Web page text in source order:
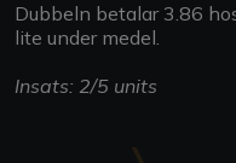
Dubbeln betalar 3.86
lite under medel.
Insats: 2/5 units